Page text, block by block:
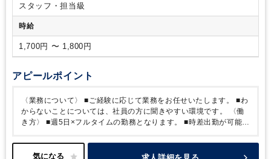
スタッフ・担当級
時給
1,700円 〜 1,800円
アピールポイント
〈業務について〉 ■ご経験に応じて業務をお任せいたします。
■わ
からないことについては、社員の方に聞きやすい環境です。
〈働
き方〉
■週5日×フルタイムの勤務となります。
■時差出勤が可能と
の他〉■正社員切り替え後は、4週の内1回土曜出勤が発生いたし
ます。（振替休日はございません）※派遣期間中は原則土曜日出